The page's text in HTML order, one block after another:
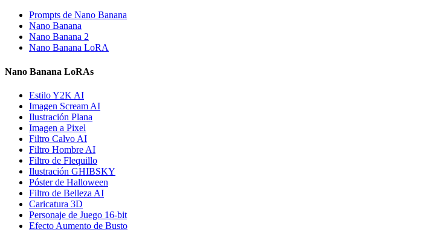
Prompts de Nano Banana
Nano Banana
Nano Banana 2
Nano Banana LoRA
Nano Banana LoRAs
Estilo Y2K AI
Imagen Scream AI
Ilustración Plana
Imagen a Pixel
Filtro Calvo AI
Filtro Hombre AI
Filtro de Flequillo
Ilustración GHIBSKY
Póster de Halloween
Filtro de Belleza AI
Caricatura 3D
Personaje de Juego 16-bit
Efecto Aumento de Busto